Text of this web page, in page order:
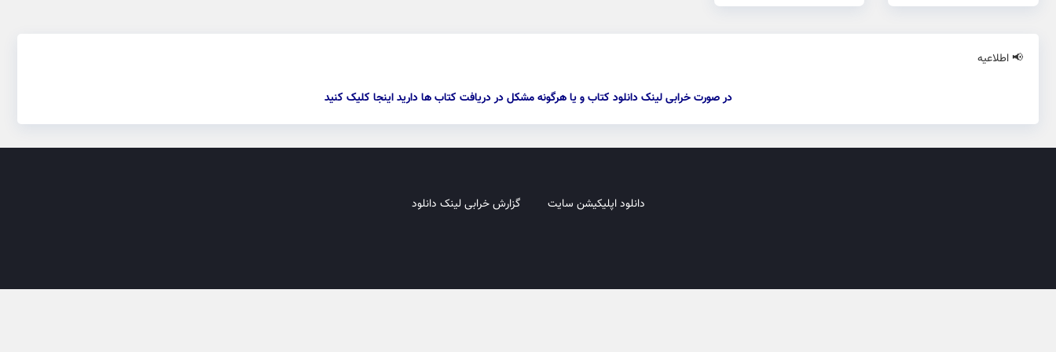
📢 اطلاعیه
در صورت خرابی لینک دانلود کتاب و یا هرگونه مشکل در دریافت کتاب ها دارید اینجا کلیک کنید
دانلود اپلیکیشن سایت گزارش خرابی لینک دانلود